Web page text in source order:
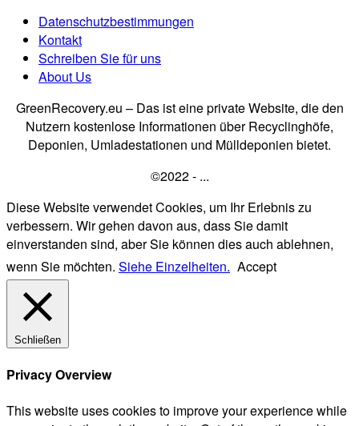
Datenschutzbestimmungen
Kontakt
Schreiben Sie für uns
About Us
GreenRecovery.eu – Das ist eine private Website, die den
Nutzern kostenlose Informationen über Recyclinghöfe,
Deponien, Umladestationen und Mülldeponien bietet.
©2022 - ...
Diese Website verwendet Cookies, um Ihr Erlebnis zu
verbessern. Wir gehen davon aus, dass Sie damit
einverstanden sind, aber Sie können dies auch ablehnen,
wenn Sie möchten. Siehe Einzelheiten. Accept
Schließen
Privacy Overview
This website uses cookies to improve your experience while